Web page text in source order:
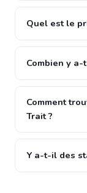
Quel est le
Combien y
Comment
Trait ?
Y a-t-il des